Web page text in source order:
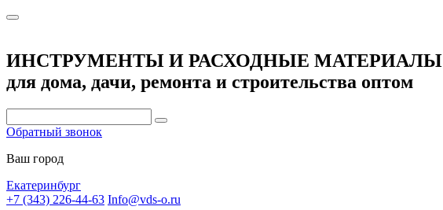
ИНСТРУМЕНТЫ И РАСХОДНЫЕ МАТЕРИАЛЫ
для дома, дачи, ремонта и строительства оптом
Обратный звонок
Ваш город
Екатеринбург
+7 (343) 226-44-63 Info@vds-o.ru